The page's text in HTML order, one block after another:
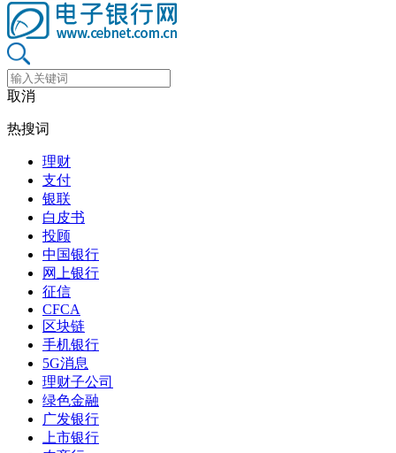
取消
热搜词
理财
支付
银联
白皮书
投顾
中国银行
网上银行
征信
CFCA
区块链
手机银行
5G消息
理财子公司
绿色金融
广发银行
上市银行